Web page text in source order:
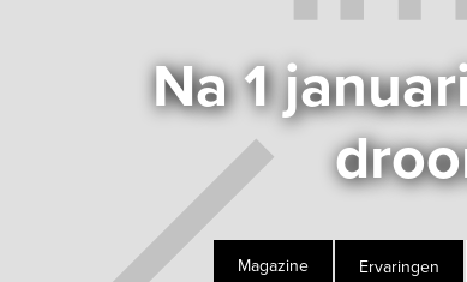
Na 1
Magazine Ervaringen